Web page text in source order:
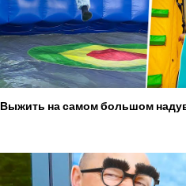
Выжить на самом большом